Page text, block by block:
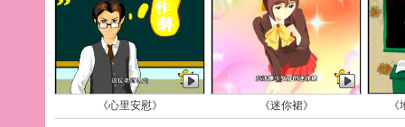
《心里安慰》 《迷你裙》